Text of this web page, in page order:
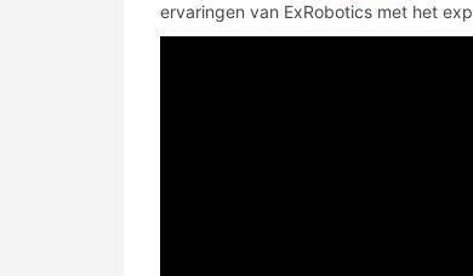
ervaringen van ExRobotics met het